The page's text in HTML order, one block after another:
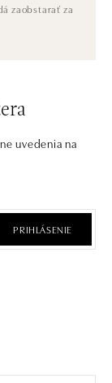
zaobstarať za
uvedenia na
PRIHLÁSENIE